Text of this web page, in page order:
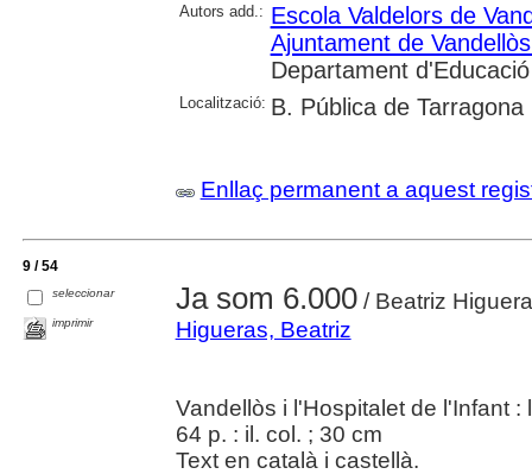
Autors add.: Escola Valdelors de
Ajuntament de
Departament d'Educació
Localització: B. Pública de Tarragona
Enllaç permanent a aquest
9 / 54
seleccionar
imprimir
Ja som 6.000/ Beatriz
Higueras, Beatriz
Vandellòs i l'Hospitalet de l'Infant :
64 p. : il. col. ; 30 cm
Text en català i castellà.